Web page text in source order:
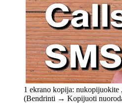
1 ekrano kopija: nukopijuokite
(Bendrinti → Kopijuoti